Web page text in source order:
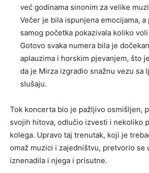
već godinama sinonim za velike
Večer je bila ispunjena emocijama, a
samog početka pokazivala koliko
Gotovo svaka numera bila je
aplauzima i horskim pjevanjem, što
da je Mirza izgradio snažnu vezu sa
slušaju.
Tok koncerta bio je pažljivo osmišljen,
svojih hitova, odlučio izvesti i nekoliko
kolega. Upravo taj trenutak, koji je
omaž muzici i zajedništvu, pretvorio se
iznenadila i njega i prisutne.